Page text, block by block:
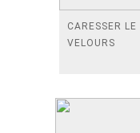
CARESSER LE
VELOURS